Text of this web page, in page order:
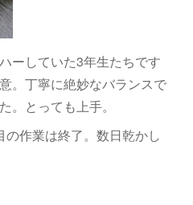
ーしていた3年生たちです
。丁寧に絶妙なバランスで
。とっても上手。
作業は終了。数日乾かし